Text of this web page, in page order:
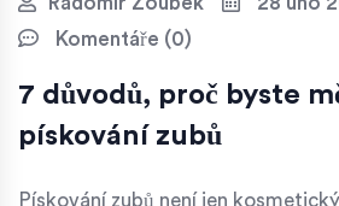
Komentáře (0)
7 důvodů, proč byste
pískování zubů
Pískování zubů není jen